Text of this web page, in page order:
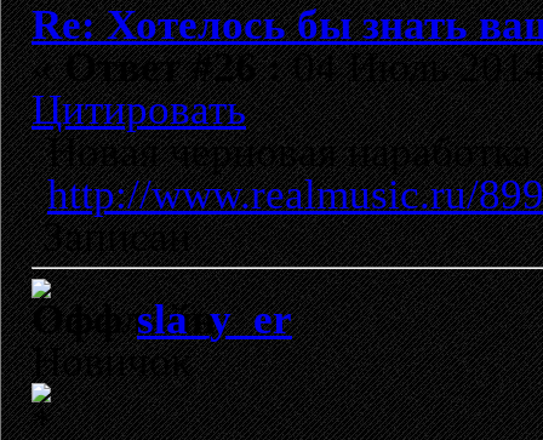
Re: Хотелось бы знать
«Ответ #26 :04 Июль
Цитировать
Новая черновая
http://www.realmusic.ru/
Записан
sla_y_er
Новичок